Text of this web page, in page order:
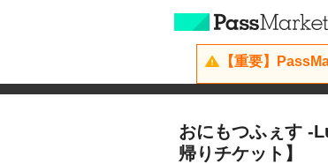
【重要】
おにもつふぇす -
帰りチケット】